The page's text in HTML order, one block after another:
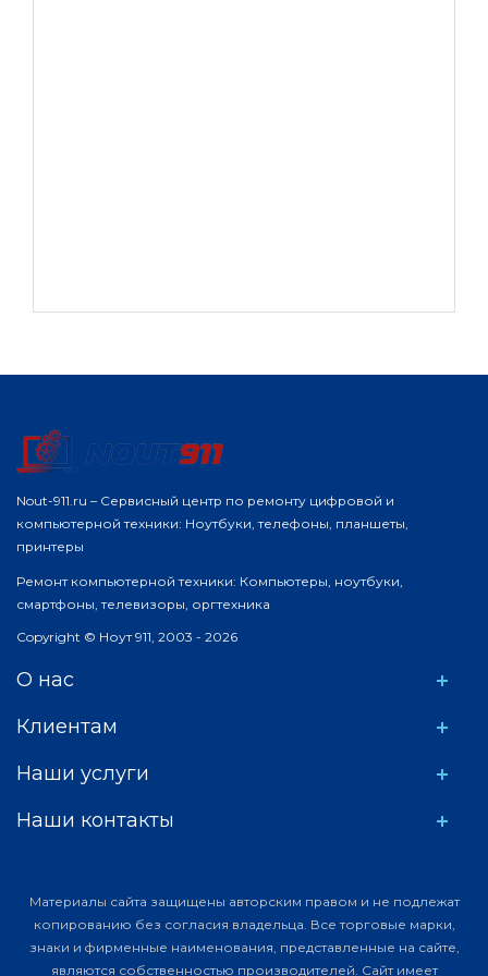
Nout-911.ru – Сервисный центр по ремонту цифровой и
компьютерной техники: Ноутбуки, телефоны, планшеты,
принтеры
Ремонт компьютерной техники: Компьютеры, ноутбуки,
смартфоны, телевизоры, оргтехника
Copyright © Ноут 911, 2003 - 2026
О нас
Клиентам
Наши услуги
Наши контакты
Материалы сайта защищены авторским правом и не подлежат
копированию без согласия владельца. Все торговые марки,
знаки и фирменные наименования, представленные на сайте,
являются собственностью производителей. Сайт имеет